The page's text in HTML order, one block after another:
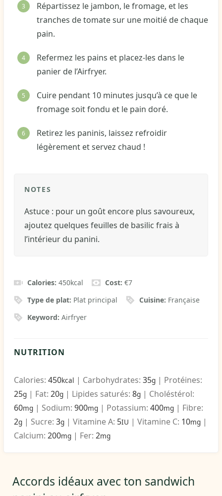
Répartissez le jambon, le fromage, et les
tranches de tomate sur une moitié de chaque
pain.
Refermez les pains et placez-les dans le
panier de l’Airfryer.
Cuire pendant 10 minutes jusqu’à ce que le
fromage soit fondu et le pain doré.
Retirez les paninis, laissez refroidir
légèrement et servez chaud !
NOTES
Astuce : pour un goût encore plus savoureux,
ajoutez quelques feuilles de basilic frais à
l’intérieur du panini.
Calories:450kcal Cost:€7
Type de plat: Plat principal Cuisine: Française
Keyword:Airfryer
NUTRITION
Calories: 450kcal | Carbohydrates: 35g | Protéines:
25g | Fat: 20g | Lipides saturés: 8g | Choléstérol:
60mg | Sodium: 900mg | Potassium: 400mg | Fibre:
2g | Sucre: 3g | Vitamine A: 5IU | Vitamine C: 10mg |
Calcium: 200mg | Fer: 2mg
Accords idéaux avec ton sandwich